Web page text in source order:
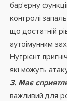
бар’єрну
контролі
що достатній
аутоімунним
Нутрієнт
які можуть
3. Має
важливий для